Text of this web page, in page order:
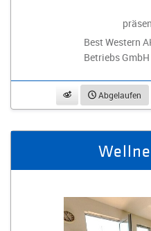
Best Western
Betriebs GmbH
beobachtenAbgelaufen